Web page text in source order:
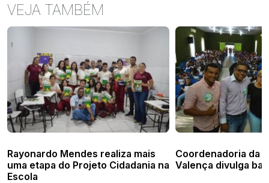
VEJA TAMBÉM
Rayonardo Mendes realiza mais
uma etapa do Projeto Cidadania na
Escola
Coordenadoria da
Valença divulga